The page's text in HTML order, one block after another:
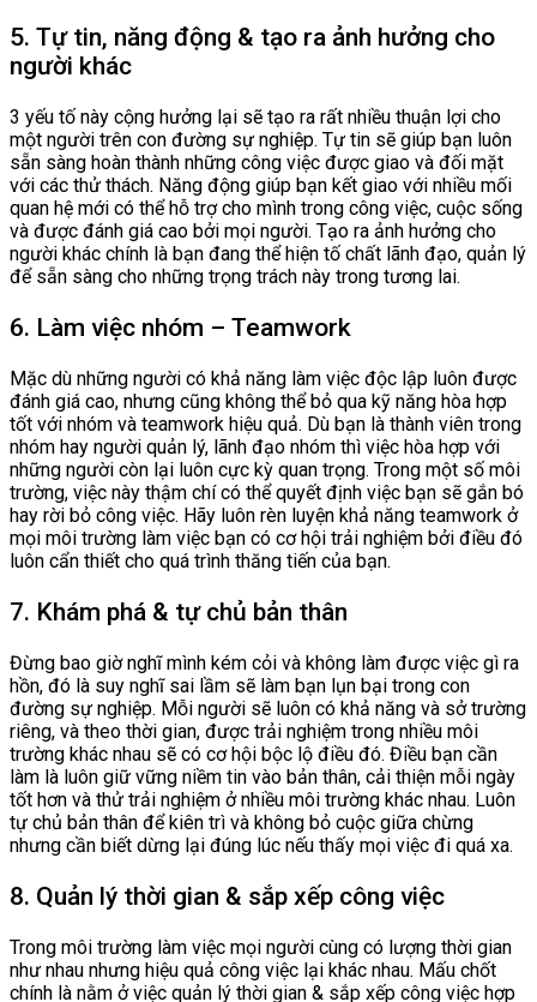
5. Tự tin, năng động & tạo ra ảnh hưởng cho
người khác
3 yếu tố này cộng hưởng lại sẽ tạo ra rất nhiều thuận lợi cho
một người trên con đường sự nghiệp. Tự tin sẽ giúp bạn luôn
sẵn sàng hoàn thành những công việc được giao và đối mặt
với các thử thách. Năng động giúp bạn kết giao với nhiều mối
quan hệ mới có thể hỗ trợ cho mình trong công việc, cuộc sống
và được đánh giá cao bởi mọi người. Tạo ra ảnh hưởng cho
người khác chính là bạn đang thể hiện tố chất lãnh đạo, quản lý
để sẵn sàng cho những trọng trách này trong tương lai.
6. Làm việc nhóm – Teamwork
Mặc dù những người có khả năng làm việc độc lập luôn được
đánh giá cao, nhưng cũng không thể bỏ qua kỹ năng hòa hợp
tốt với nhóm và teamwork hiệu quả. Dù bạn là thành viên trong
nhóm hay người quản lý, lãnh đạo nhóm thì việc hòa hợp với
những người còn lại luôn cực kỳ quan trọng. Trong một số môi
trường, việc này thậm chí có thể quyết định việc bạn sẽ gắn bó
hay rời bỏ công việc. Hãy luôn rèn luyện khả năng teamwork ở
mọi môi trường làm việc bạn có cơ hội trải nghiệm bởi điều đó
luôn cẩn thiết cho quá trình thăng tiến của bạn.
7. Khám phá & tự chủ bản thân
Đừng bao giờ nghĩ mình kém cỏi và không làm được việc gì ra
hồn, đó là suy nghĩ sai lầm sẽ làm bạn lụn bại trong con
đường sự nghiệp. Mỗi người sẽ luôn có khả năng và sở trường
riêng, và theo thời gian, được trải nghiệm trong nhiều môi
trường khác nhau sẽ có cơ hội bộc lộ điều đó. Điều bạn cần
làm là luôn giữ vững niềm tin vào bản thân, cải thiện mỗi ngày
tốt hơn và thử trải nghiệm ở nhiều môi trường khác nhau. Luôn
tự chủ bản thân để kiên trì và không bỏ cuộc giữa chừng
nhưng cần biết dừng lại đúng lúc nếu thấy mọi việc đi quá xa.
8. Quản lý thời gian & sắp xếp công việc
Trong môi trường làm việc mọi người cùng có lượng thời gian
như nhau nhưng hiệu quả công việc lại khác nhau. Mấu chốt
chính là nằm ở việc quản lý thời gian & sắp xếp công việc hợp